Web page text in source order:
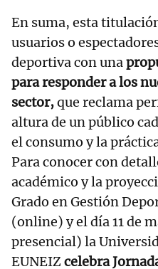
En suma, esta
usuarios o
deportiva con una
para responder a los
sector,que reclama
altura de un público
el consumo y la
Para conocer con
académico y la
Grado en Gestión
(online) y el día 11 de
presencial) la
EUNEIZ celebra